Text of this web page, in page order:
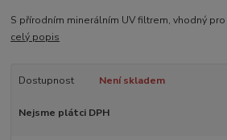
S přírodním minerálním UV filtrem, vhodný
celý popis
Dostupnost Není skladem
Nejsme plátci DPH